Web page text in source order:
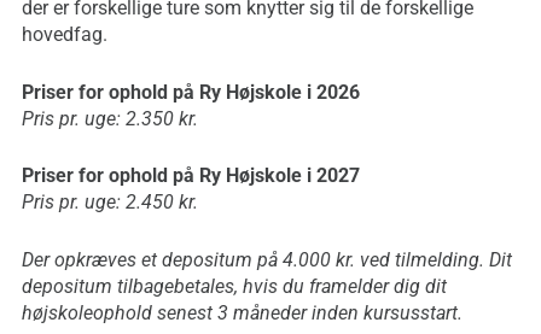
der er forskellige ture som knytter sig til de forskellige
hovedfag.
Priser for ophold på Ry Højskole i 2026
Pris pr. uge: 2.350 kr.
Priser for ophold på Ry Højskole i 2027
Pris pr. uge: 2.450 kr.
Der opkræves et depositum på 4.000 kr. ved tilmelding. Dit
depositum tilbagebetales, hvis du framelder dig dit
højskoleophold senest 3 måneder inden kursusstart.